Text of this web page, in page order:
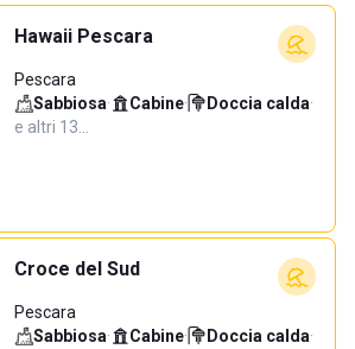
Hawaii Pescara
Pescara
Sabbiosa· Cabine· Doccia calda·
e altri 13…
Croce del Sud
Pescara
Sabbiosa· Cabine· Doccia calda·